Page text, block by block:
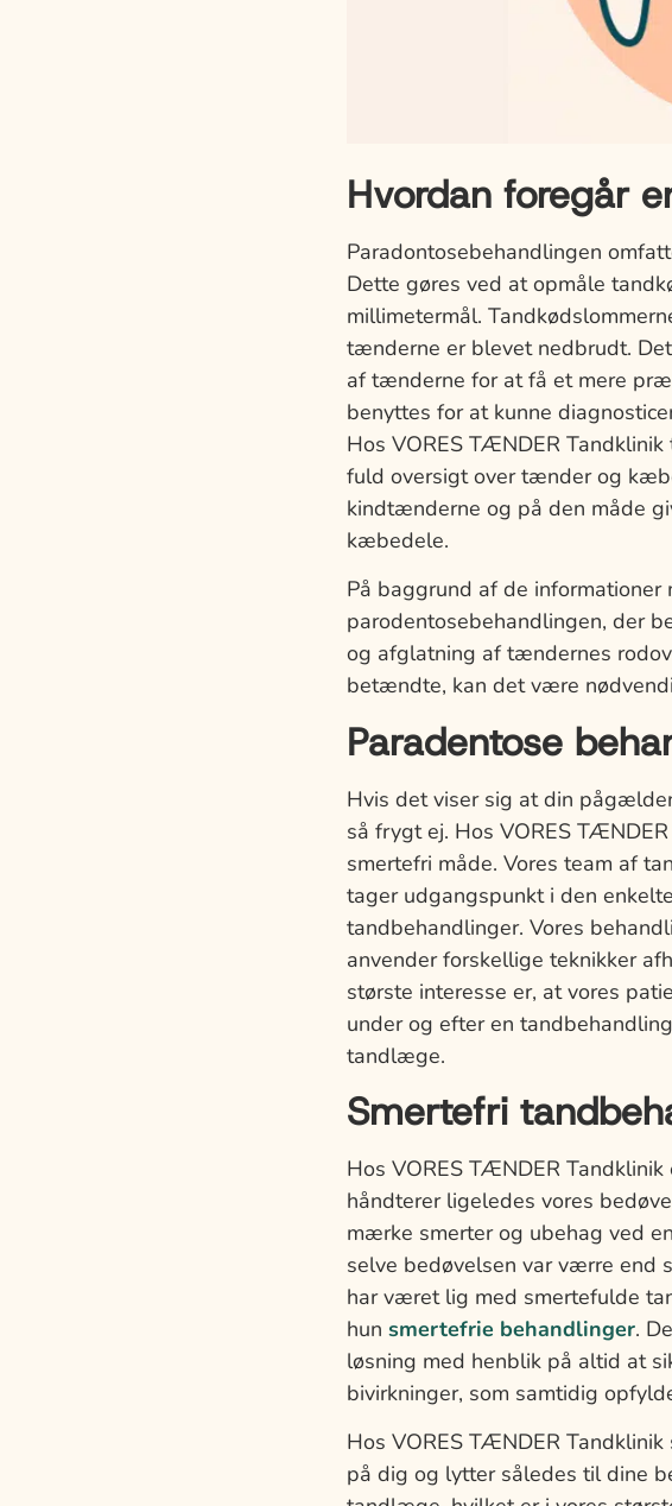
Hvordan foregår
Paradontosebehandlingen
Dette gøres ved at opmåle
millimetermål.
tænderne er blevet nedbrudt.
af tænderne for at få et mere
benyttes for at kunne
Hos VORES TÆNDER
fuld oversigt over tænder og
kindtænderne og på den måde
kæbedele.
På baggrund af de
parodentosebehandlingen, der
og afglatning af tændernes
betændte, kan det være
Paradentose
Hvis det viser sig at din
så frygt ej. Hos VORES
smertefri måde. Vores team af
tager udgangspunkt i den
tandbehandlinger. Vores
anvender forskellige teknikker
største interesse er, at vores
under og efter en
tandlæge.
Smertefri
Hos VORES TÆNDER
håndterer ligeledes vores
mærke smerter og ubehag ved
selve bedøvelsen var værre end
har været lig med smertefulde
hun smertefrie behandlinger.
løsning med henblik på altid at
bivirkninger, som samtidig
Hos VORES TÆNDER
på dig og lytter således til dine